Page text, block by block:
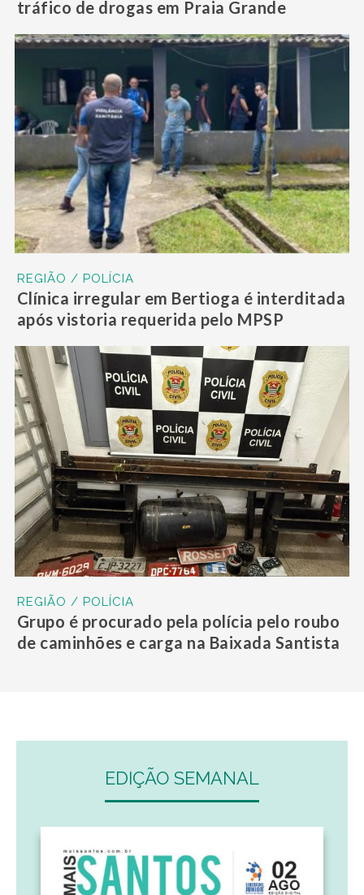
tráfico de drogas em Praia Grande
REGIÃO / POLÍCIA
Clínica irregular em Bertioga é interditada
após vistoria requerida pelo MPSP
REGIÃO / POLÍCIA
Grupo é procurado pela polícia pelo roubo
de caminhões e carga na Baixada Santista
EDIÇÃO SEMANAL